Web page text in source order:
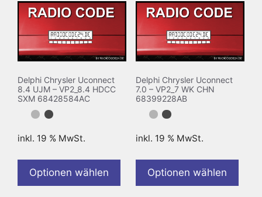
Delphi Chrysler Uconnect
8.4 UJM – VP2_8.4 HDCC
SXM 68428584AC
inkl. 19 % MwSt.
Optionen wählen
Delphi Chrysler Uconnect
7.0 – VP2_7 WK CHN
68399228AB
inkl. 19 % MwSt.
Optionen wählen